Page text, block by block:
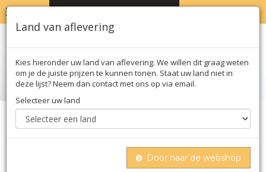
Home Deegwaren
Rapunzel, emmer pasta - penne, volkoren, bio, 500
Land van aflevering
Kies hieronder uw land van aflevering. We willen dit graag weten
om je de juiste prijzen te kunnen tonen. Staat uw land niet in
deze lijst? Neem dan contact met ons op via email.
Selecteer uw land
Door naar de webshop